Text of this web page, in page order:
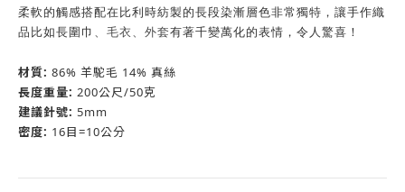
柔軟的觸感搭配在比利時紡製的長段染漸層色非常獨特，讓手作織
品比如長圍巾 、毛衣 、外套有著千變萬化的表情，令人驚喜！
材質: 86% 羊駝毛 14% 真絲
長度重量: 200公尺/50克
建議針號: 5mm
密度: 16目=10公分